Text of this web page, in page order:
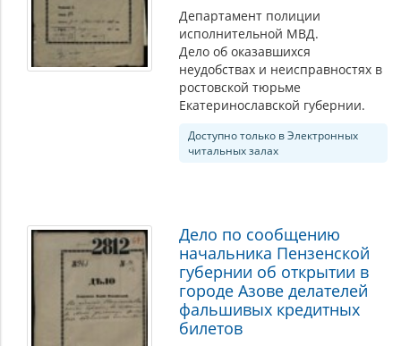
Департамент полиции
исполнительной МВД.
Дело об оказавшихся
неудобствах и неисправностях в
ростовской тюрьме
Екатеринославской губернии.
Доступно только в Электронных
читальных залах
Дело по сообщению
начальника Пензенской
губернии об открытии в
городе Азове делателей
фальшивых кредитных
билетов